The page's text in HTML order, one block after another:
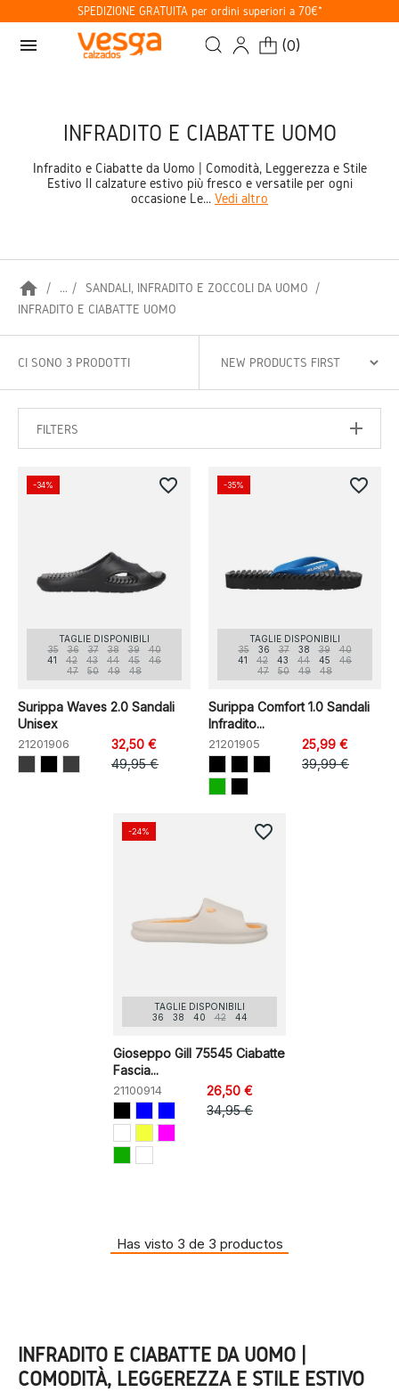
SPEDIZIONE GRATUITA per ordini superiori a 70€*
menu (0)
INFRADITO E CIABATTE UOMO
Infradito e Ciabatte da Uomo | Comodità, Leggerezza e Stile
Estivo Il calzature estivo più fresco e versatile per ogni
occasione Le... Vedi altro
home ...
SANDALI, INFRADITO E ZOCCOLI DA UOMO
INFRADITO E CIABATTE UOMO
CI SONO 3 PRODOTTI
FILTERS
TAGLIE DISPONIBILI
35
36 37 38 39
40
41
42 43 44 45
46
47
50 49 48
Surippa Waves 2.0 Sandali
Unisex
21201906
32,50 €
49,95 €
-34% favorite_border
TAGLIE DISPONIBILI
35
36 37 38 39
40
41
42 43 44 45
46
47
50 49 48
Surippa Comfort 1.0 Sandali
Infradito...
21201905
25,99 €
39,99 €
-35% favorite_border
TAGLIE DISPONIBILI
36
38 40 42 44
Gioseppo Gill 75545 Ciabatte
Fascia...
21100914
26,50 €
34,95 €
-24% favorite_border
Has visto 3 de 3 productos
INFRADITO E CIABATTE DA UOMO |
COMODITÀ, LEGGEREZZA E STILE ESTIVO